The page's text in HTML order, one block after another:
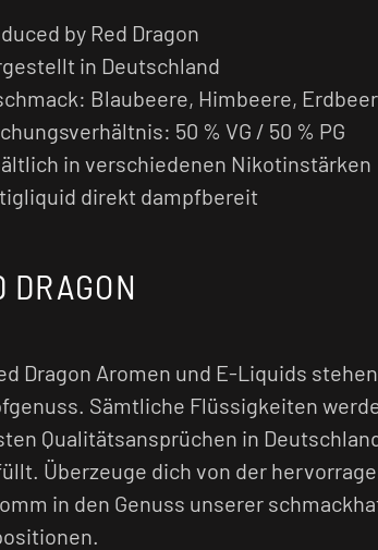
by Red Dragon
in Deutschland
Blaubeere, Himbeere,
50 % VG / 50 % PG
in verschiedenen Nikotinstärken
direkt dampfbereit
DRAGON
Dragon Aromen und E-Liquids
Sämtliche Flüssigkeiten
Qualitätsansprüchen in
Überzeuge dich von der
in den Genuss unserer